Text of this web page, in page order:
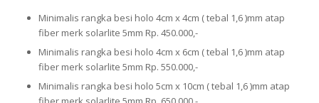
Minimalis rangka besi holo 4cm x 4cm ( tebal 1,6 )mm atap
fiber merk solarlite 5mm Rp. 450.000,-
Minimalis rangka besi holo 4cm x 6cm ( tebal 1,6 )mm atap
fiber merk solarlite 5mm Rp. 550.000,-
Minimalis rangka besi holo 5cm x 10cm ( tebal 1,6 )mm atap